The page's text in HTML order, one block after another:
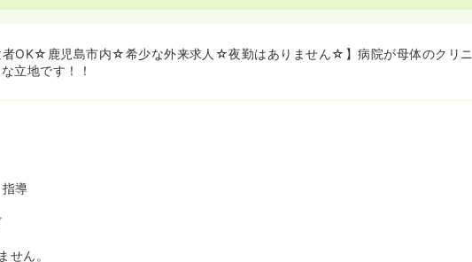
者OK☆鹿児島市内☆希少な外来求人☆夜勤はありません☆】病院が母体のクリニ
立地です！！
導
せん。